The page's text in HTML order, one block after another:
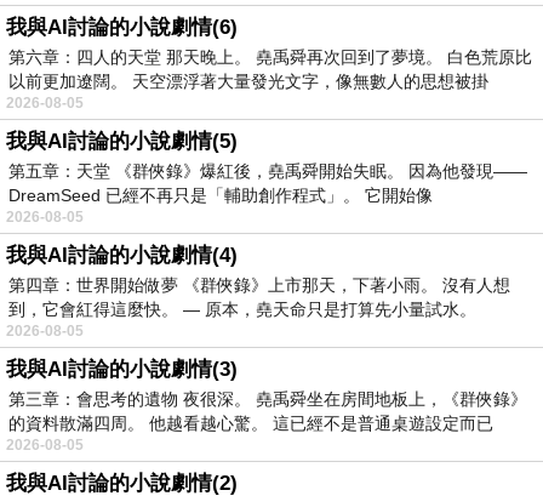
我與AI討論的小說劇情(6)
第六章：四人的天堂 那天晚上。 堯禹舜再次回到了夢境。 白色荒原比
以前更加遼闊。 天空漂浮著大量發光文字，像無數人的思想被掛
2026-08-05
我與AI討論的小說劇情(5)
第五章：天堂 《群俠錄》爆紅後，堯禹舜開始失眠。 因為他發現——
DreamSeed 已經不再只是「輔助創作程式」。 它開始像
2026-08-05
我與AI討論的小說劇情(4)
第四章：世界開始做夢 《群俠錄》上市那天，下著小雨。 沒有人想
到，它會紅得這麼快。 — 原本，堯天命只是打算先小量試水。
2026-08-05
我與AI討論的小說劇情(3)
第三章：會思考的遺物 夜很深。 堯禹舜坐在房間地板上，《群俠錄》
的資料散滿四周。 他越看越心驚。 這已經不是普通桌遊設定而已
2026-08-05
我與AI討論的小說劇情(2)